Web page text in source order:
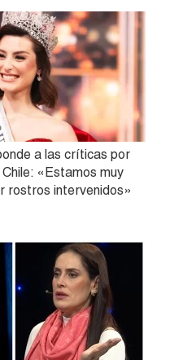
a las críticas por
«Estamos muy
rostros intervenidos»